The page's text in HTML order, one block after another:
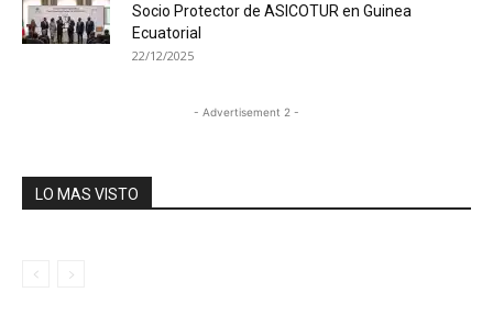
Socio Protector de ASICOTUR en Guinea
Ecuatorial
22/12/2025
- Advertisement 2 -
LO MAS VISTO